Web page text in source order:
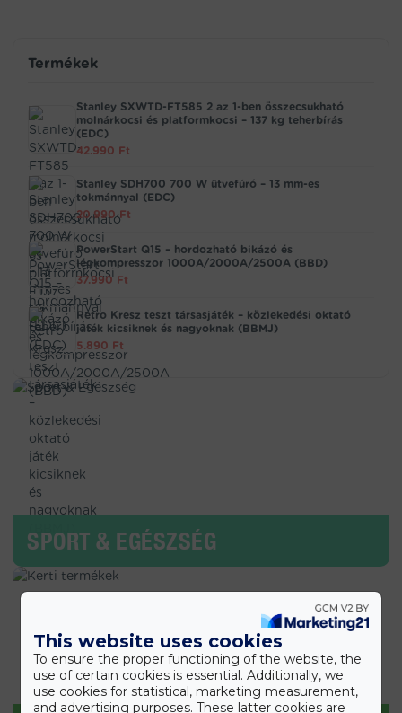
Termékek
Stanley SXWTD-FT585 2 az 1-ben összecsukható
molnárkocsi és platformkocsi – 137 kg teherbírás
(EDC)
42.990 Ft
Stanley SDH700 700 W ütvefúró – 13 mm-es
tokmánnyal (EDC)
20.990Ft
PowerStart Q15 – hordozható bikázó és
légkompresszor 1000A/2000A/2500A (BBD)
37.990 Ft
Retro Kresz teszt társasjáték – közlekedési oktató
játék kicsiknek és nagyoknak (BBMJ)
5.890 Ft
SPORT & EGÉSZSÉG
This website uses cookies
To ensure the proper functioning of the website, the
use of certain cookies is essential. Additionally, we
use cookies for statistical, marketing measurement,
and advertising purposes. These latter cookies are